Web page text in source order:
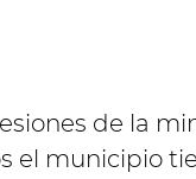
de la
el municipio